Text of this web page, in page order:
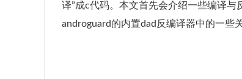
译”成c代码。本文首先会介绍一些编译
androguard的内置dad反编译器中的一些